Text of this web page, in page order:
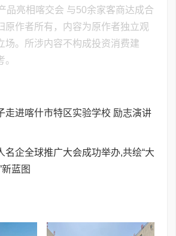
品亮相喀交会 与50余家客商达成合
原作者所有，内容为原作者独立观
场。所涉内容不构成投资消费建
走进喀什市特区实验学校 励志演讲
名企全球推广大会成功举办,共绘“大
蓝图